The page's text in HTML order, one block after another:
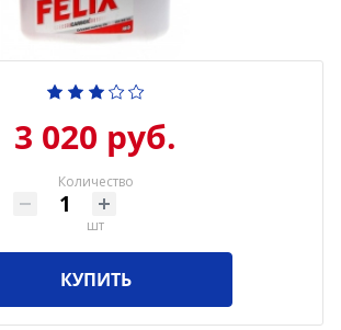
3 020 руб.
Количество
шт
КУПИТЬ